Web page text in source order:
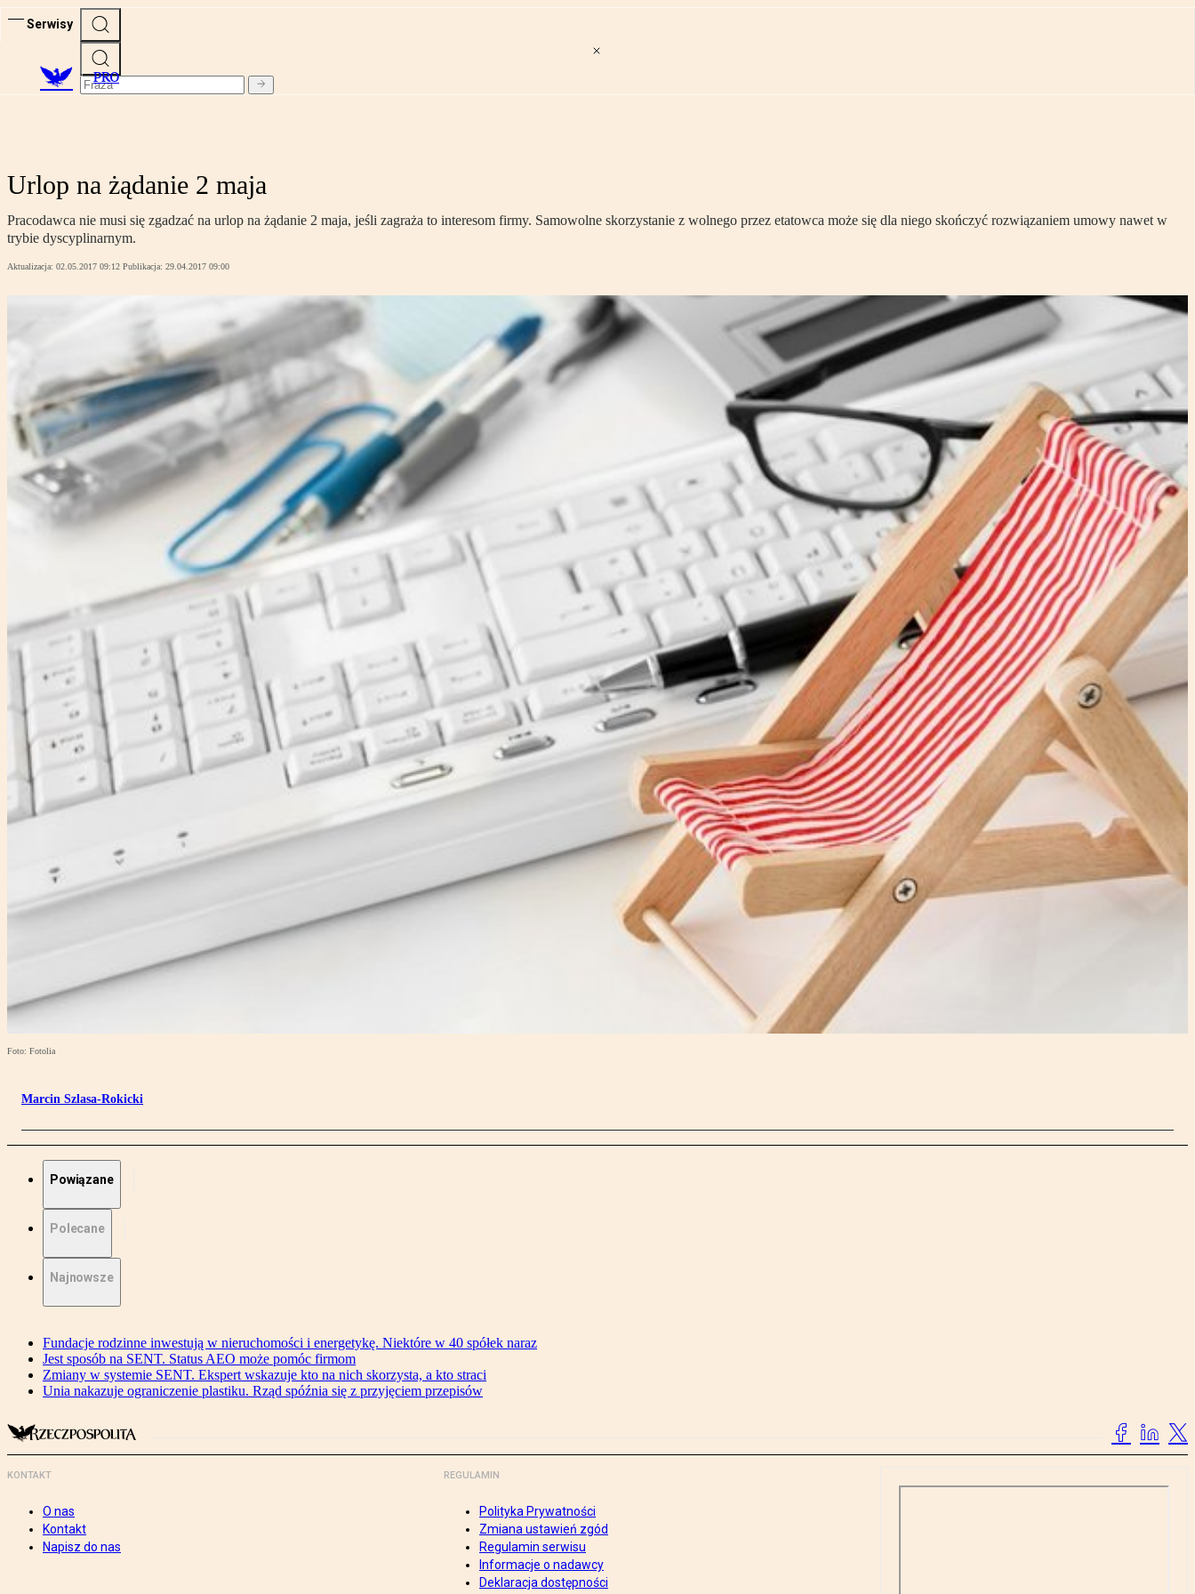
Serwisy
PRO
Urlop na żądanie 2 maja
Pracodawca nie musi się zgadzać na urlop na żądanie 2 maja, jeśli zagraża to interesom firmy. Samowolne skorzystanie z wolnego przez etatowca może się dla niego skończyć rozwiązaniem umowy nawet w
trybie dyscyplinarnym.
Aktualizacja: 02.05.2017 09:12 Publikacja: 29.04.2017 09:00
Foto: Fotolia
Marcin Szlasa-Rokicki
Powiązane
Polecane
Najnowsze
Fundacje rodzinne inwestują w nieruchomości i energetykę. Niektóre w 40 spółek naraz
Jest sposób na SENT. Status AEO może pomóc firmom
Zmiany w systemie SENT. Ekspert wskazuje kto na nich skorzysta, a kto straci
Unia nakazuje ograniczenie plastiku. Rząd spóźnia się z przyjęciem przepisów
KONTAKT
O nas
Kontakt
Napisz do nas
REGULAMIN
Polityka Prywatności
Zmiana ustawień zgód
Regulamin serwisu
Informacje o nadawcy
Deklaracja dostępności